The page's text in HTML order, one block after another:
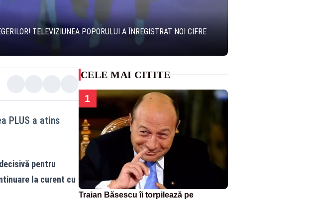
TELEVIZIUNEA POPORULUI A ÎNREGISTRAT NOI CIFRE
PLUS a atins
pentru
la curent cu
CELE MAI CITITE
1
Traian Băsescu îi torpilează pe